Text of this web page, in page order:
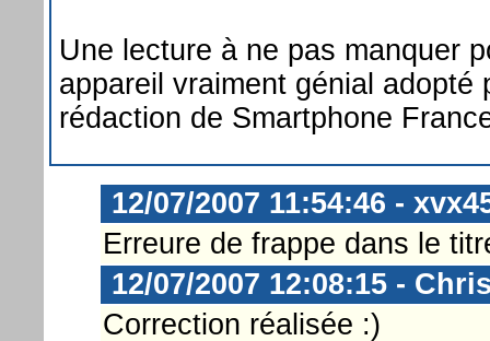
Une lecture à ne pas manquer
appareil vraiment génial adopté
rédaction de Smartphone
12/07/2007 11:54:46 -
Erreure de frappe dans le
12/07/2007 12:08:15 -
Correction réalisée :)